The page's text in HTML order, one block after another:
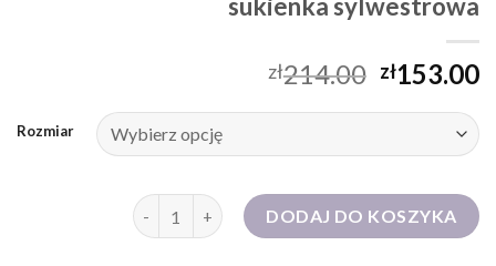
sukienka sylwestrowa
zł214.00 zł153.00
Rozmiar
ilość sukienka sylwestrowaDODAJ DO KOSZYKA